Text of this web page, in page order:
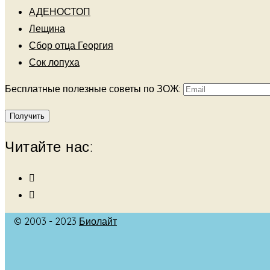
АДЕНОСТОП
Лещина
Сбор отца Георгия
Сок лопуха
Бесплатные полезные советы по ЗОЖ:
Читайте нас:
© 2003 - 2023 Биолайт